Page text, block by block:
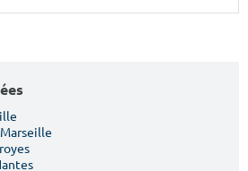
Surface max